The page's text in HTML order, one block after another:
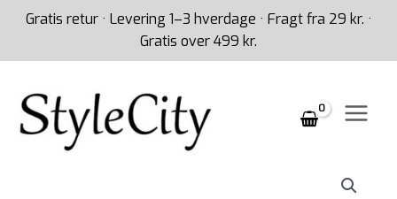
Gratis retur · Levering 1–3 hverdage · Fragt fra 29 kr. ·
Gratis over 499 kr.